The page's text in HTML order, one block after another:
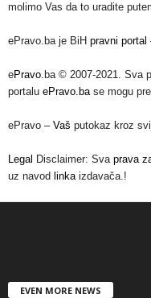
molimo Vas da to uradite
ePravo.ba je BiH pravni portal
ePravo.ba © 2007-2021. Sva
portalu ePravo.base mogu
ePravo – Vaš putokaz kroz
Legal Disclaimer: Sva prava
uz navod linkaizdavača.!
EVEN MORE NEWS